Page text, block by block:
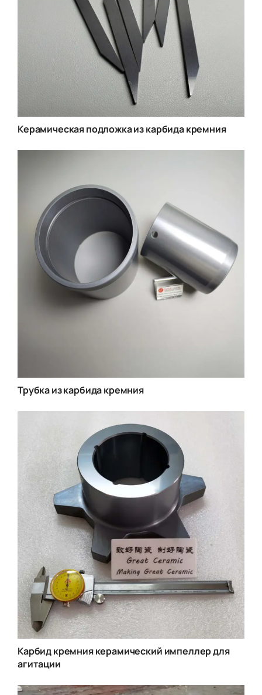
Керамическая подложка из карбида кремния
Трубка из карбида кремния
Карбид кремния керамический импеллер для
агитации